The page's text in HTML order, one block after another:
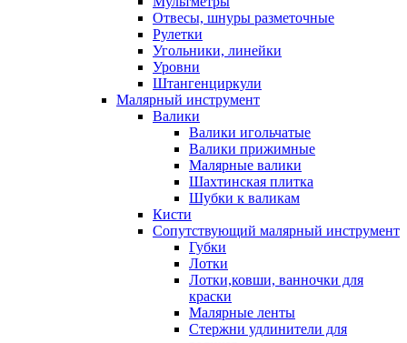
Отвесы, шнуры разметочные
Рулетки
Угольники, линейки
Уровни
Штангенциркули
Малярный инструмент
Валики
Валики игольчатые
Валики прижимные
Малярные валики
Шахтинская плитка
Шубки к валикам
Кисти
Сопутствующий малярный инструмент
Губки
Лотки
Лотки,ковши, ванночки для
краски
Малярные ленты
Стержни удлинители для